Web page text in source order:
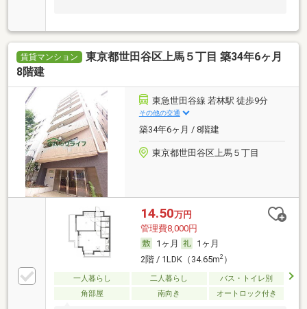
賃貸マンション
東京都世田谷区上馬５丁目 築34年6ヶ月
8階建
東急世田谷線 若林駅 徒歩9分
その他の交通
築34年6ヶ月 / 8階建
東京都世田谷区上馬５丁目
14.50万円
管理費8,000円
1ヶ月
1ヶ月
2階 / 1LDK（34.65m2）
一人暮らし 二人暮らし
バス・トイレ別
角部屋
南向き オートロック付き